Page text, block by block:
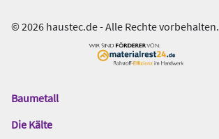
© 2026 haustec.de - Alle Rechte vorbehalten.
Das
Gentner
Baumetall
Die Kälte